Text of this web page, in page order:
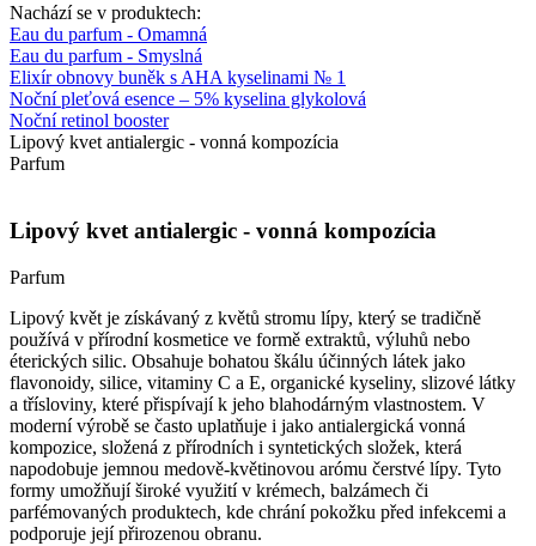
Nachází se v produktech:
Eau du parfum - Omamná
Eau du parfum - Smyslná
Elixír obnovy buněk s AHA kyselinami № 1
Noční pleťová esence – 5% kyselina glykolová
Noční retinol booster
Lipový kvet antialergic - vonná kompozícia
Parfum
Lipový kvet antialergic - vonná kompozícia
Parfum
Lipový květ je získávaný z květů stromu lípy, který se tradičně
používá v přírodní kosmetice ve formě extraktů, výluhů nebo
éterických silic. Obsahuje bohatou škálu účinných látek jako
flavonoidy, silice, vitaminy C a E, organické kyseliny, slizové látky
a třísloviny, které přispívají k jeho blahodárným vlastnostem. V
moderní výrobě se často uplatňuje i jako antialergická vonná
kompozice, složená z přírodních i syntetických složek, která
napodobuje jemnou medově-květinovou arómu čerstvé lípy. Tyto
formy umožňují široké využití v krémech, balzámech či
parfémovaných produktech, kde chrání pokožku před infekcemi a
podporuje její přirozenou obranu.